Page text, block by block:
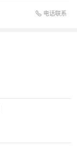
电话联系